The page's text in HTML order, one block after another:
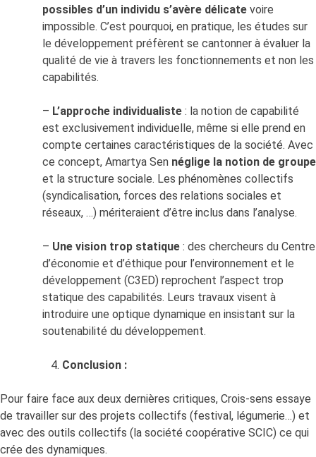
possibles d’un individu s’avère délicate voire
impossible. C’est pourquoi, en pratique, les études sur
le développement préfèrent se cantonner à évaluer la
qualité de vie à travers les fonctionnements et non les
capabilités.
– L’approche individualiste : la notion de capabilité
est exclusivement individuelle, même si elle prend en
compte certaines caractéristiques de la société. Avec
ce concept, Amartya Sen néglige la notion de groupe
et la structure sociale. Les phénomènes collectifs
(syndicalisation, forces des relations sociales et
réseaux, …) mériteraient d’être inclus dans l’analyse.
– Une vision trop statique : des chercheurs du Centre
d’économie et d’éthique pour l’environnement et le
développement (C3ED) reprochent l’aspect trop
statique des capabilités. Leurs travaux visent à
introduire une optique dynamique en insistant sur la
soutenabilité du développement.
Conclusion :
Pour faire face aux deux dernières critiques, Crois-sens essaye
de travailler sur des projets collectifs (festival, légumerie…) et
avec des outils collectifs (la société coopérative SCIC) ce qui
crée des dynamiques.